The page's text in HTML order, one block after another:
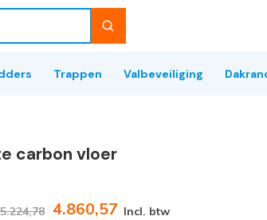
Trappen Valbeveiliging
carbon vloer
5.224,78 4.860,57 Incl. btw